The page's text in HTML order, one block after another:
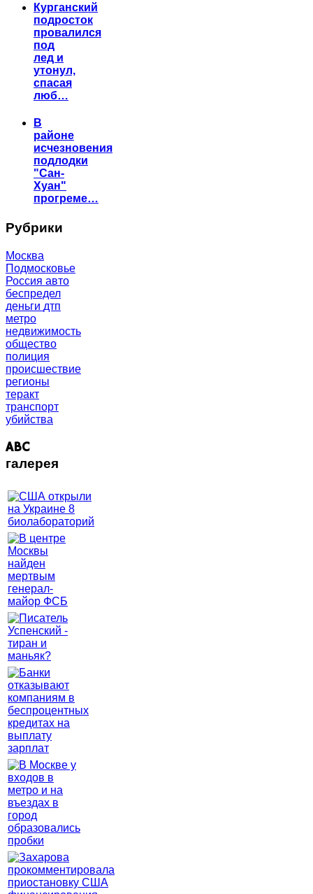
Курганский
подросток
провалился
под
лед и
утонул,
спасая
люб…
В
районе
исчезновения
подлодки
"Сан-
Хуан"
прогреме…
Рубрики
Москва
Подмосковье
Россия авто
беспредел
деньги дтп
метро
недвижимость
общество
полиция
происшествие
регионы
теракт
транспорт
убийства
ABC
галерея